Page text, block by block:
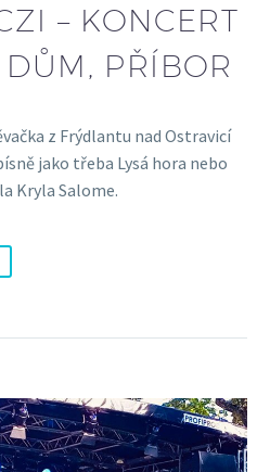
– KONCERT
PŘÍBOR
z Frýdlantu nad Ostravicí
jako třeba Lysá hora nebo
Kryla Salome.